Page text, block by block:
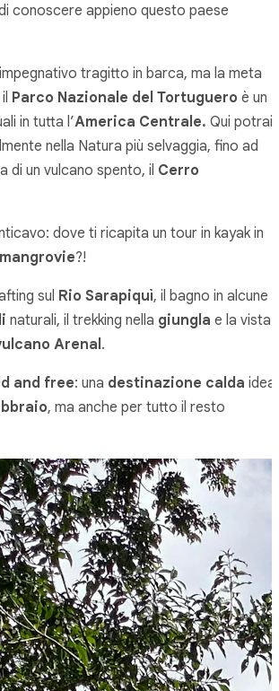
conoscere appieno questo paese
tragitto in barca, ma la meta
Parco Nazionale del Tortuguero è un
in tutta l’America Centrale. Qui potrai
nella Natura più selvaggia, fino ad
di un vulcano spento, il Cerro
dove ti ricapita un tour in kayak in
?!
sul Rio Sarapiquì, il bagno in alcune
naturali, il trekking nella giungla e la vista
Arenal .
and free: una destinazione calda
, ma anche per tutto il resto